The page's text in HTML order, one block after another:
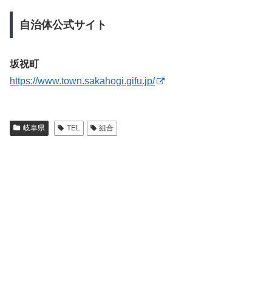
自治体公式サイト
坂祝町
https://www.town.sakahogi.gifu.jp/
岐阜県 TEL 組合